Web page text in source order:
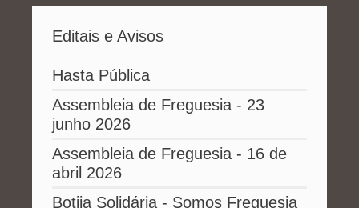
Editais e Avisos
Hasta Pública
Assembleia de Freguesia - 23
junho 2026
Assembleia de Freguesia - 16 de
abril 2026
Botija Solidária - Somos Freguesia